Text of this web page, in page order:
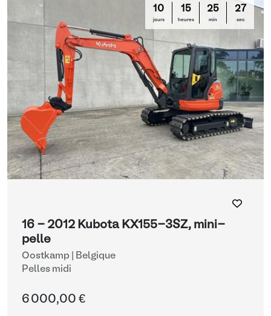
10
jours
15
heures
25
min
26
sec
16 - 2012 Kubota KX155-3SZ, mini-
pelle
Oostkamp | Belgique
Pelles midi
6 000,00 €